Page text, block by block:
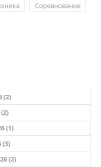
Соревнование
(2)
(1)
(3)
(2)